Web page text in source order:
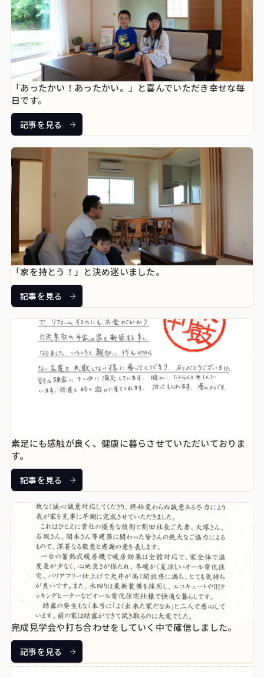
「あったかい！あったかい。」と喜んでいただき幸せな毎
日です。
記事を見る
「家を持とう！」と決め迷いました。
記事を見る
素足にも感触が良く、健康に暮らさせていただいておりま
す。
記事を見る
完成見学会や打ち合わせをしていく中で確信しました。
記事を見る